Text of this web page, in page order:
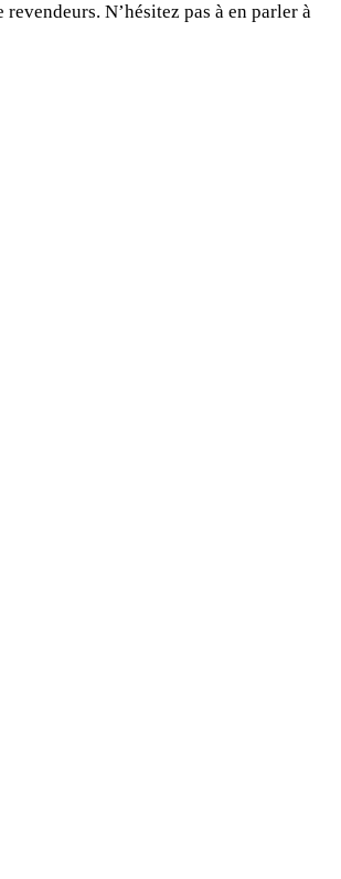
N’hésitez pas à en parler à